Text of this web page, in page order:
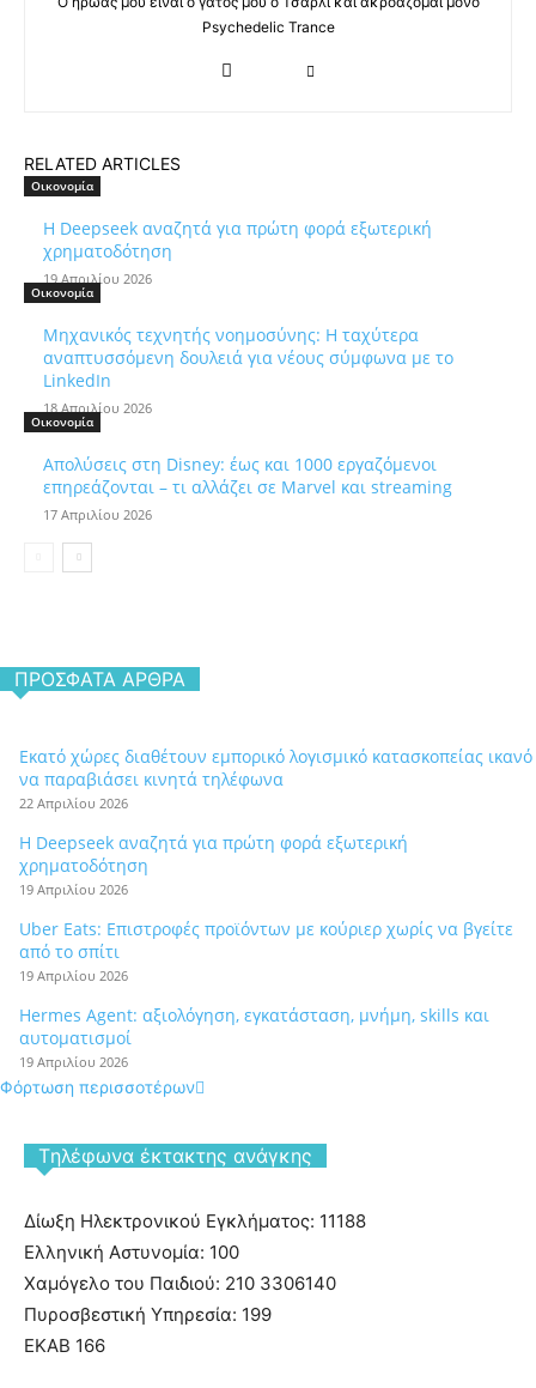
Psychedelic Trance
RELATED ARTICLES
Οικονομία
Η Deepseek αναζητά για πρώτη φορά εξωτερική
χρηματοδότηση
19 Απριλίου 2026
Οικονομία
Μηχανικός τεχνητής νοημοσύνης: Η ταχύτερα
αναπτυσσόμενη δουλειά για νέους σύμφωνα με το
LinkedIn
18 Απριλίου 2026
Οικονομία
Απολύσεις στη Disney: έως και 1000 εργαζόμενοι
επηρεάζονται – τι αλλάζει σε Marvel και streaming
17 Απριλίου 2026
ΠΡΌΣΦΑΤΑ ΆΡΘΡΑ
Εκατό χώρες διαθέτουν εμπορικό λογισμικό κατασκοπείας ικανό
να παραβιάσει κινητά τηλέφωνα
22 Απριλίου 2026
Η Deepseek αναζητά για πρώτη φορά εξωτερική
χρηματοδότηση
19 Απριλίου 2026
Uber Eats: Επιστροφές προϊόντων με κούριερ χωρίς να βγείτε
από το σπίτι
19 Απριλίου 2026
Hermes Agent: αξιολόγηση, εγκατάσταση, μνήμη, skills και
αυτοματισμοί
19 Απριλίου 2026
Φόρτωση περισσοτέρων
Tηλέφωνα έκτακτης ανάγκης
Δίωξη Ηλεκτρονικού Εγκλήματος: 11188
Ελληνική Αστυνομία: 100
Χαμόγελο του Παιδιού: 210 3306140
Πυροσβεστική Υπηρεσία: 199
ΕΚΑΒ 166